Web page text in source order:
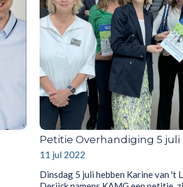
Petitie Overhandiging 5 juli
11 jul 2022
Dinsdag 5 juli hebben Karine van 't